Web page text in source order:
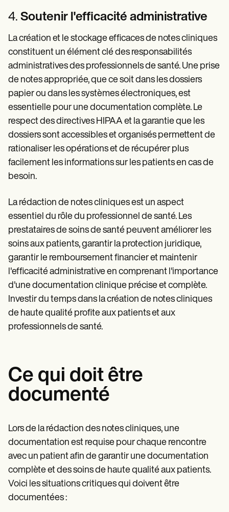
4. Soutenir l'efficacité administrative
La création et le stockage efficaces de notes cliniques
constituent un élément clé des responsabilités
administratives des professionnels de santé. Une prise
de notes appropriée, que ce soit dans les dossiers
papier ou dans les systèmes électroniques, est
essentielle pour une documentation complète. Le
respect des directives HIPAA et la garantie que les
dossiers sont accessibles et organisés permettent de
rationaliser les opérations et de récupérer plus
facilement les informations sur les patients en cas de
besoin.
La rédaction de notes cliniques est un aspect
essentiel du rôle du professionnel de santé. Les
prestataires de soins de santé peuvent améliorer les
soins aux patients, garantir la protection juridique,
garantir le remboursement financier et maintenir
l'efficacité administrative en comprenant l'importance
d'une documentation clinique précise et complète.
Investir du temps dans la création de notes cliniques
de haute qualité profite aux patients et aux
professionnels de santé.
Ce qui doit être
documenté
Lors de la rédaction des notes cliniques, une
documentation est requise pour chaque rencontre
avec un patient afin de garantir une documentation
complète et des soins de haute qualité aux patients.
Voici les situations critiques qui doivent être
documentées :